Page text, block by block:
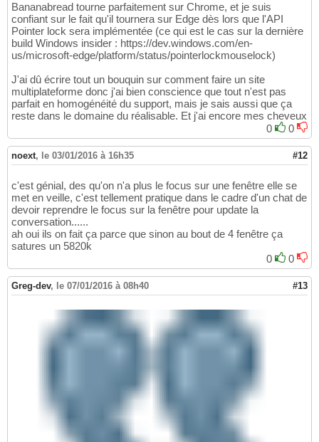
Bananabread tourne parfaitement sur Chrome, et je suis
confiant sur le fait qu'il tournera sur Edge dès lors que l'API
Pointer lock sera implémentée (ce qui est le cas sur la dernière
build Windows insider : https://dev.windows.com/en-
us/microsoft-edge/platform/status/pointerlockmouselock)
J'ai dû écrire tout un bouquin sur comment faire un site
multiplateforme donc j'ai bien conscience que tout n'est pas
parfait en homogénéité du support, mais je sais aussi que ça
reste dans le domaine du réalisable. Et j'ai encore mes cheveux
0
0
noext, le 03/01/2016 à 16h35 #12
c'est génial, des qu'on n'a plus le focus sur une fenêtre elle se
met en veille, c'est tellement pratique dans le cadre d'un chat de
devoir reprendre le focus sur la fenêtre pour update la
conversation......
ah oui ils on fait ça parce que sinon au bout de 4 fenêtre ça
satures un 5820k
0
0
Greg-dev, le 07/01/2016 à 08h40 #13